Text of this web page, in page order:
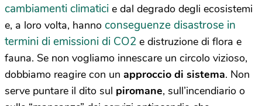
cambiamenti climatici e dal degrado degli ecosistemi
e, a loro volta, hanno conseguenze disastrose in
termini di emissioni di CO2 e distruzione di flora e
fauna. Se non vogliamo innescare un circolo vizioso,
dobbiamo reagire con un approccio di sistema. Non
serve puntare il dito sul piromane, sull’incendiario o